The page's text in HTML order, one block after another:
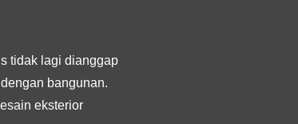
tidak lagi dianggap
bangunan.
eksterior